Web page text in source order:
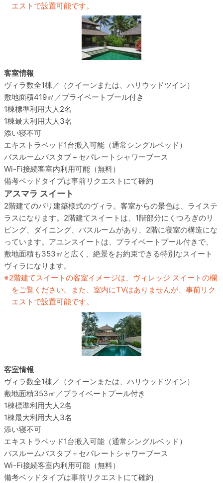
エストで設置可能です。
客室情報
ヴィラ数全1棟／（クイーンまたは、ハリウッドツイン）
敷地面積419㎡／プライベートプール付き
1棟標準利用大人2名
1棟最大利用大人3名
添い寝不可
エキストラベッド1台搬入可能（通常シングルベッド）
バスルームバスタブ＋セパレートシャワーブース
Wi-Fi接続客室内利用可能（無料）
備考ベッドタイプは事前リクエストにて確約
アスマラ スイート
2階建てのバリ建築様式のヴィラ。客室からの景色は、ライステ
ラスになります。2階建てスイートは、1階部分にくつろぎのリ
ビング、ダイニング、バスルームがあり、2階に寝室の構造にな
っています。アユンスイートは、プライベートプール付きで、
敷地面積も353㎡と広く、絶景をお約束できる特別なスイート
ヴィラになります。
2階建てスイートの客室イメージは、ヴィレッジ スイートの欄
をご覧ください。また、室内にTVはありませんが、事前リク
エストで設置可能です。
客室情報
ヴィラ数全1棟／（クイーンまたは、ハリウッドツイン）
敷地面積353㎡／プライベートプール付き
1棟標準利用大人2名
1棟最大利用大人3名
添い寝不可
エキストラベッド1台搬入可能（通常シングルベッド）
バスルームバスタブ＋セパレートシャワーブース
Wi-Fi接続客室内利用可能（無料）
備考ベッドタイプは事前リクエストにて確約